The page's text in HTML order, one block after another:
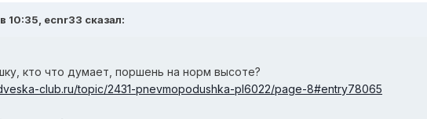
10:35, ecnr33 сказал:
кто что думает, поршень на норм высоте?
club.ru/topic/2431-pnevmopodushka-pl6022/page-8#entry78065